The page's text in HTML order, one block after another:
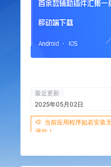
最近更新
2025年05月02日
当前应用程序如若安装
退款！